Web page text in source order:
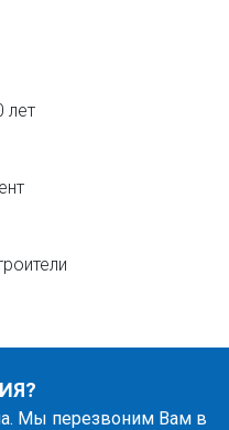
лет
Мы перезвоним Вам в